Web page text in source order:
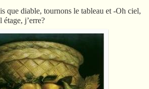
que diable, tournons le tableau et -Oh ciel,
j’erre?